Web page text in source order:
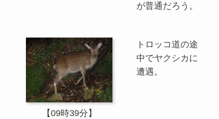
が普通だろう。
【09時39分】
トロッコ道の途
中でヤクシカに
遭遇。